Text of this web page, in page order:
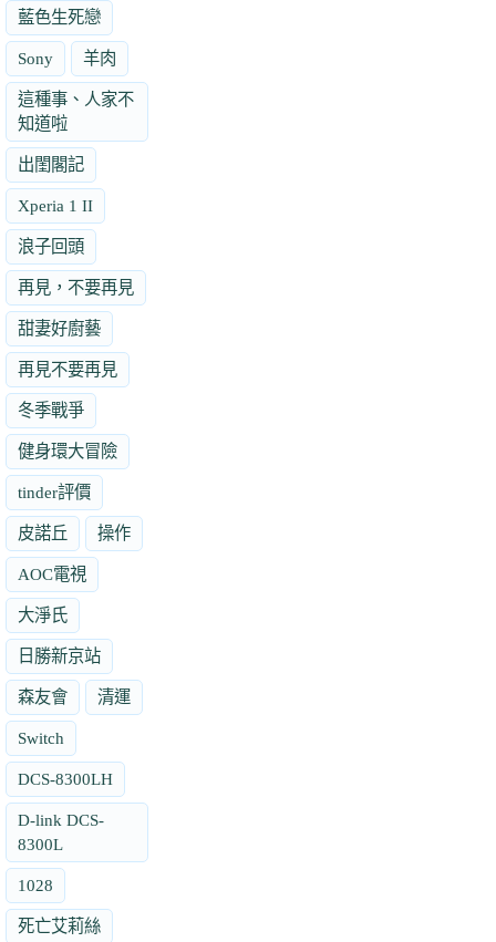
藍色生死戀
Sony 羊肉
這種事、人家不
知道啦
出閨閣記
Xperia 1 II
浪子回頭
再見，不要再見
甜妻好廚藝
再見不要再見
冬季戰爭
健身環大冒險
tinder評價
皮諾丘 操作
AOC電視
大淨氏
日勝新京站
森友會 清運
Switch
DCS-8300LH
D-link DCS-
8300L
1028
死亡艾莉絲